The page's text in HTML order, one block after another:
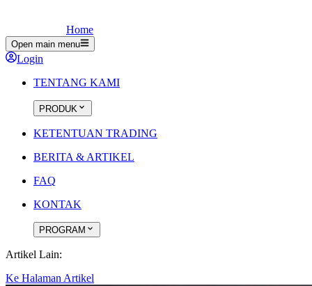
Home
Open main menu
Login
TENTANG KAMI
PRODUK
KETENTUAN TRADING
BERITA & ARTIKEL
FAQ
KONTAK
PROGRAM
Artikel Lain:
Ke Halaman Artikel